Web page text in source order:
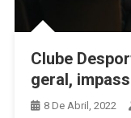
Clube
geral,
8 De Abril, 2022